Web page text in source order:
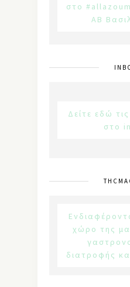
στο
ΑΒ
Δείτε εδώ
στο
χώρο της
διατροφής